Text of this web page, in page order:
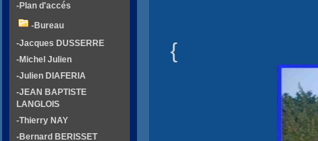
{
-Plan d'accés
-Bureau
-Jacques DUSSERRE
-Michel Julien
-Julien DIAFERIA
-JEAN BAPTISTE
LANGLOIS
-Thierry NAY
-Bernard BERISSET